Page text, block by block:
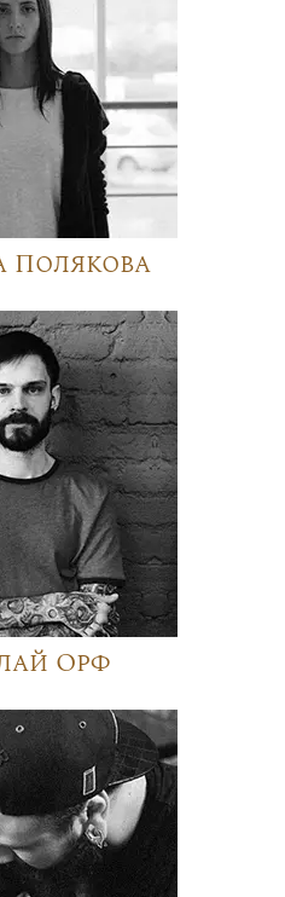
Полякова
Орф